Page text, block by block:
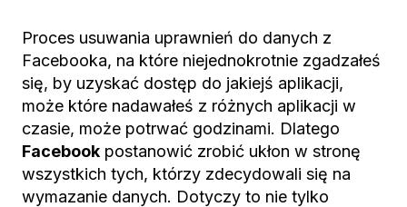
Proces usuwania uprawnień do danych z
Facebooka, na które niejednokrotnie zgadzałeś
się, by uzyskać dostęp do jakiejś aplikacji,
może które nadawałeś z różnych aplikacji w
czasie, może potrwać godzinami. Dlatego
Facebook postanowić zrobić ukłon w stronę
wszystkich tych, którzy zdecydowali się na
wymazanie danych. Dotyczy to nie tylko